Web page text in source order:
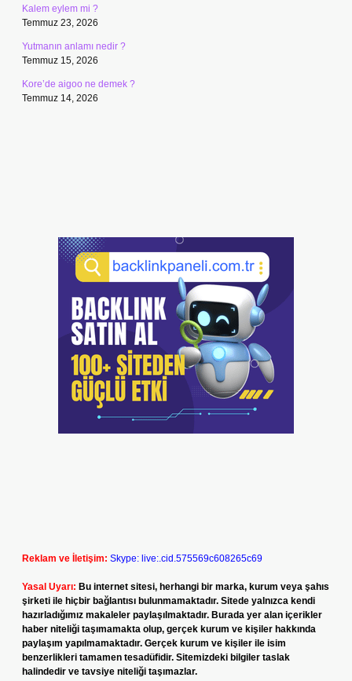
Kalem eylem mi ?
Temmuz 23, 2026
Yutmanın anlamı nedir ?
Temmuz 15, 2026
Kore’de aigoo ne demek ?
Temmuz 14, 2026
Reklam ve İletişim: Skype: live:.cid.575569c608265c69
Yasal Uyarı: Bu internet sitesi, herhangi bir marka, kurum veya şahıs
şirketi ile hiçbir bağlantısı bulunmamaktadır. Sitede yalnızca kendi
hazırladığımız makaleler paylaşılmaktadır. Burada yer alan içerikler
haber niteliği taşımamakta olup, gerçek kurum ve kişiler hakkında
paylaşım yapılmamaktadır. Gerçek kurum ve kişiler ile isim
benzerlikleri tamamen tesadüfidir. Sitemizdeki bilgiler taslak
halindedir ve tavsiye niteliği taşımazlar.